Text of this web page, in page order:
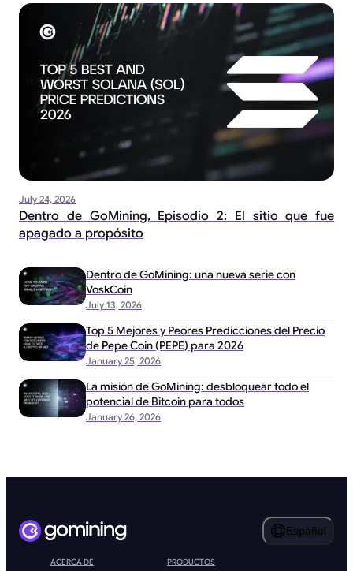
July 24, 2026
Dentro de GoMining, Episodio 2: El sitio que fue
apagado a propósito
July 13, 2026
Dentro de GoMining: una nueva serie con
VoskCoin
January 25, 2026
Top 5 Mejores y Peores Predicciones del Precio
de Pepe Coin (PEPE) para 2026
January 26, 2026
La misión de GoMining: desbloquear todo el
potencial de Bitcoin para todos
Español
ACERCA DE PRODUCTOS